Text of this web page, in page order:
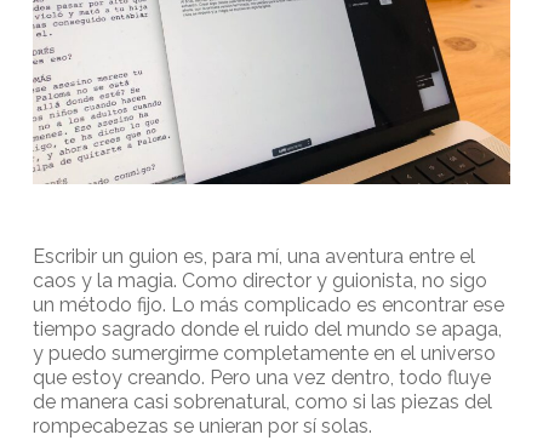
Escribir un guion es, para mí, una aventura entre el
caos y la magia. Como director y guionista, no sigo
un método fijo. Lo más complicado es encontrar ese
tiempo sagrado donde el ruido del mundo se apaga,
y puedo sumergirme completamente en el universo
que estoy creando. Pero una vez dentro, todo fluye
de manera casi sobrenatural, como si las piezas del
rompecabezas se unieran por sí solas.